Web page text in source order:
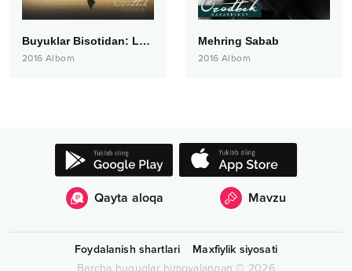
Buyuklar Bisotidan: Lutfiy
2016 Albom
Mehring Sabab
2016 Albom
Qayta aloqa Mavzu
Foydalanish shartlari
Maxfiylik siyosati
Barcha huquqlar himoyalangan © 2026